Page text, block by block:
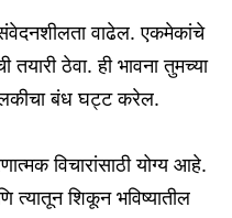
वाढेल. एकमेकांचे
ठेवा. ही भावना तुमच्या
बंध घट्ट करेल.
विचारांसाठी योग्य आहे.
त्यातून शिकून भविष्यातील